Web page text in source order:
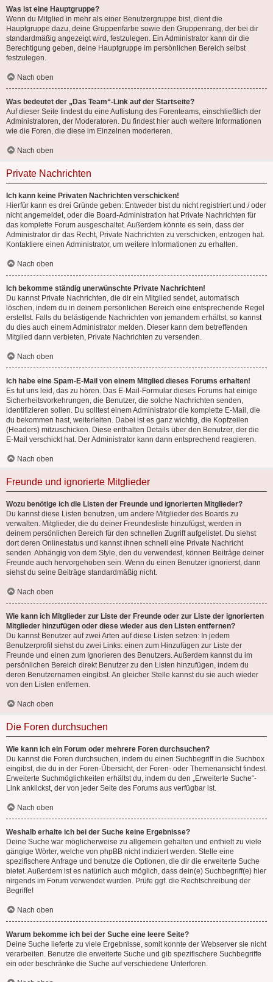
Was ist eine Hauptgruppe?
Wenn du Mitglied in mehr als einer Benutzergruppe bist, dient die
Hauptgruppe dazu, deine Gruppenfarbe sowie den Gruppenrang, der bei dir
standardmäßig angezeigt wird, festzulegen. Ein Administrator kann dir die
Berechtigung geben, deine Hauptgruppe im persönlichen Bereich selbst
festzulegen.
Nach oben
Was bedeutet der „Das Team“-Link auf der Startseite?
Auf dieser Seite findest du eine Auflistung des Forenteams, einschließlich der
Administratoren, der Moderatoren. Du findest hier auch weitere Informationen
wie die Foren, die diese im Einzelnen moderieren.
Nach oben
Private Nachrichten
Ich kann keine Privaten Nachrichten verschicken!
Hierfür kann es drei Gründe geben: Entweder bist du nicht registriert und / oder
nicht angemeldet, oder die Board-Administration hat Private Nachrichten für
das komplette Forum ausgeschaltet. Außerdem könnte es sein, dass der
Administrator dir das Recht, Private Nachrichten zu verschicken, entzogen hat.
Kontaktiere einen Administrator, um weitere Informationen zu erhalten.
Nach oben
Ich bekomme ständig unerwünschte Private Nachrichten!
Du kannst Private Nachrichten, die dir ein Mitglied sendet, automatisch
löschen, indem du in deinem persönlichen Bereich eine entsprechende Regel
erstellst. Falls du belästigende Nachrichten von jemandem erhältst, so kannst
du dies auch einem Administrator melden. Dieser kann dem betreffenden
Mitglied dann verbieten, Private Nachrichten zu versenden.
Nach oben
Ich habe eine Spam-E-Mail von einem Mitglied dieses Forums erhalten!
Es tut uns leid, das zu hören. Das E-Mail-Formular dieses Forums hat einige
Sicherheitsvorkehrungen, die Benutzer, die solche Nachrichten senden,
identifizieren sollen. Du solltest einem Administrator die komplette E-Mail, die
du bekommen hast, weiterleiten. Dabei ist es ganz wichtig, die Kopfzeilen
(Headers) mitzuschicken. Diese enthalten Details über den Benutzer, der die
E-Mail verschickt hat. Der Administrator kann dann entsprechend reagieren.
Nach oben
Freunde und ignorierte Mitglieder
Wozu benötige ich die Listen der Freunde und ignorierten Mitglieder?
Du kannst diese Listen benutzen, um andere Mitglieder des Boards zu
verwalten. Mitglieder, die du deiner Freundesliste hinzufügst, werden in
deinem persönlichen Bereich für den schnellen Zugriff aufgelistet. Du siehst
dort deren Onlinestatus und kannst ihnen schnell eine Private Nachricht
senden. Abhängig von dem Style, den du verwendest, können Beiträge deiner
Freunde auch hervorgehoben sein. Wenn du einen Benutzer ignorierst, dann
siehst du seine Beiträge standardmäßig nicht.
Nach oben
Wie kann ich Mitglieder zur Liste der Freunde oder zur Liste der ignorierten
Mitglieder hinzufügen oder diese wieder aus den Listen entfernen?
Du kannst Benutzer auf zwei Arten auf diese Listen setzen: In jedem
Benutzerprofil siehst du zwei Links: einen zum Hinzufügen zur Liste der
Freunde und einen zum Ignorieren des Benutzers. Außerdem kannst du im
persönlichen Bereich direkt Benutzer zu den Listen hinzufügen, indem du
deren Benutzernamen eingibst. An gleicher Stelle kannst du sie auch wieder
von den Listen entfernen.
Nach oben
Die Foren durchsuchen
Wie kann ich ein Forum oder mehrere Foren durchsuchen?
Du kannst die Foren durchsuchen, indem du einen Suchbegriff in die Suchbox
eingibst, die du in der Foren-Übersicht, der Foren- oder Themenansicht findest.
Erweiterte Suchmöglichkeiten erhältst du, indem du den „Erweiterte Suche“-
Link anklickst, der von jeder Seite des Forums aus verfügbar ist.
Nach oben
Weshalb erhalte ich bei der Suche keine Ergebnisse?
Deine Suche war möglicherweise zu allgemein gehalten und enthielt zu viele
gängige Wörter, welche von phpBB nicht indiziert werden. Stelle eine
spezifischere Anfrage und benutze die Optionen, die dir die erweiterte Suche
bietet. Außerdem ist es natürlich auch möglich, dass dein(e) Suchbegriff(e) hier
nirgends im Forum verwendet wurden. Prüfe ggf. die Rechtschreibung der
Begriffe!
Nach oben
Warum bekomme ich bei der Suche eine leere Seite?
Deine Suche lieferte zu viele Ergebnisse, somit konnte der Webserver sie nicht
verarbeiten. Benutze die erweiterte Suche und gib spezifischere Suchbegriffe
ein oder beschränke die Suche auf verschiedene Unterforen.